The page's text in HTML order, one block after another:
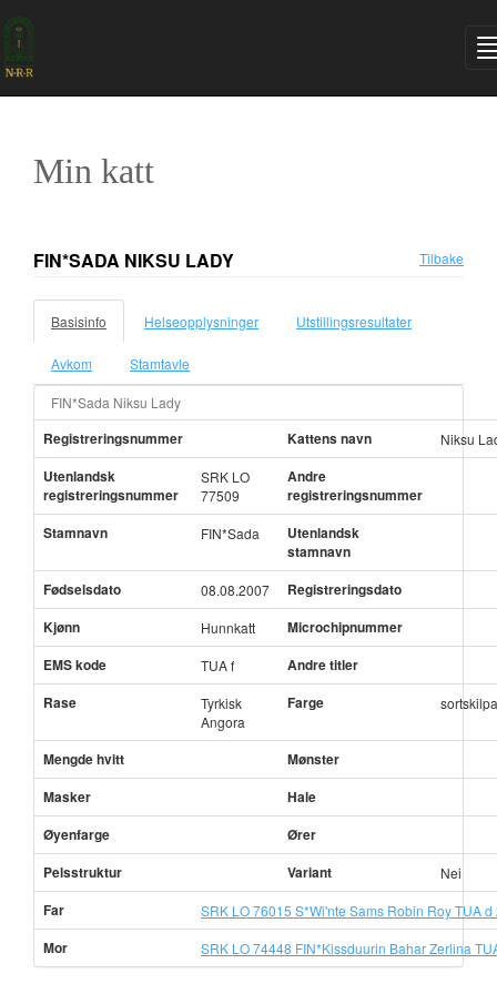
Min katt
FIN*SADA NIKSU LADY Tilbake
Basisinfo Helseopplysninger Utstillingsresultater
Avkom Stamtavle
FIN*Sada Niksu Lady
Registreringsnummer Kattens navn Niksu
Utenlandsk
registreringsnummer
SRK LO
77509
Andre
registreringsnummer
Stamnavn
FIN*Sada
Utenlandsk
stamnavn
Fødselsdato
08.08.2007
Registreringsdato
Kjønn
Hunnkatt
Microchipnummer
EMS kode
TUA f
Andre titler
Rase
Tyrkisk
Angora
Farge
Mengde hvitt
Mønster
Masker
Hale
Øyenfarge
Ører
Pelsstruktur
Variant Nei
Far SRK LO 76015 S*Wi'nte Sams Robin Roy TUA d
Mor SRK LO 74448 FIN*Kissduurin Bahar Zerlina